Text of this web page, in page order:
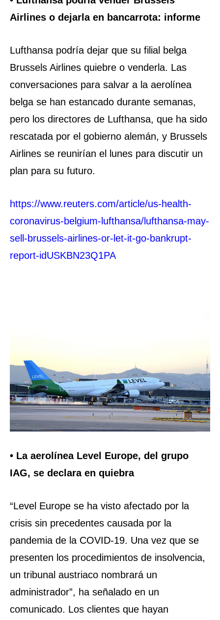
Airlines o dejarla en bancarrota: informe
Lufthansa podría dejar que su filial belga
Brussels Airlines quiebre o venderla. Las
conversaciones para salvar a la aerolínea
belga se han estancado durante semanas,
pero los directores de Lufthansa, que ha sido
rescatada por el gobierno alemán, y Brussels
Airlines se reunirían el lunes para discutir un
plan para su futuro.
https://www.reuters.com/article/us-health-
coronavirus-belgium-lufthansa/lufthansa-may-
sell-brussels-airlines-or-let-it-go-bankrupt-
report-idUSKBN23Q1PA
• La aerolínea Level Europe, del grupo
IAG, se declara en quiebra
“Level Europe se ha visto afectado por la
crisis sin precedentes causada por la
pandemia de la COVID-19. Una vez que se
presenten los procedimientos de insolvencia,
un tribunal austriaco nombrará un
administrador”, ha señalado en un
comunicado. Los clientes que hayan